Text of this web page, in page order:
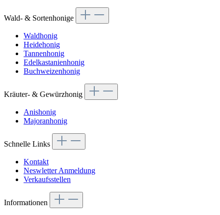
Wald- & Sortenhonige
Waldhonig
Heidehonig
Tannenhonig
Edelkastanienhonig
Buchweizenhonig
Kräuter- & Gewürzhonig
Anishonig
Majoranhonig
Schnelle Links
Kontakt
Neswletter Anmeldung
Verkaufsstellen
Informationen